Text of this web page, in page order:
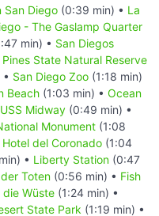
San Diego (0:39 min) • La
- The Gaslamp Quarter
min) • San Diegos
State Natural Reserve
San Diego Zoo (1:18 min)
Beach (1:03 min) • Ocean
Midway (0:49 min) •
Monument (1:08
Hotel del Coronado (1:04
• Liberty Station (0:47
Toten (0:56 min) • Fish
die Wüste (1:24 min) •
State Park (1:19 min) •